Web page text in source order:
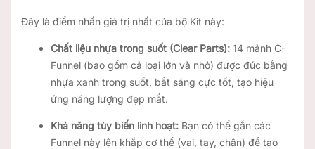
Đây là điểm nhấn giá trị nhất của bộ Kit này:
Chất liệu nhựa trong suốt (Clear Parts): 14 mảnh C-
Funnel (bao gồm cả loại lớn và nhỏ) được đúc bằng
nhựa xanh trong suốt, bắt sáng cực tốt, tạo hiệu
ứng năng lượng đẹp mắt.
Khả năng tùy biến linh hoạt: Bạn có thể gắn các
Funnel này lên khắp cơ thể (vai, tay, chân) để tạo